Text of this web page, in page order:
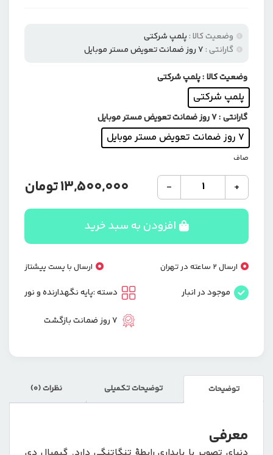
وضعیت کالا : پلمپ شرکتی
گارانتی : ۷ روز ضمانت تعویض مستر موبایل
وضعیت کالا: پلمپ شرکتی
پلمپ شرکتی
گارانتی: ۷ روز ضمانت تعویض مستر موبایل
۷ روز ضمانت تعویض مستر موبایل
صاف
+
گیمبال
دی
جی
مدل
DJI
OSMO
MOBILE
SE
عدد
-
13,500,000تومان
افزودن به سبد خرید
ارسال 2 ساعته در تهران ارسال با پست پیشتاز
موجود در انبار دسته :پایه نگهدارنده و نور
7 روز ضمانت بازگشت
توضیحات توضیحات تکمیلی نظرات (0)
معرفی